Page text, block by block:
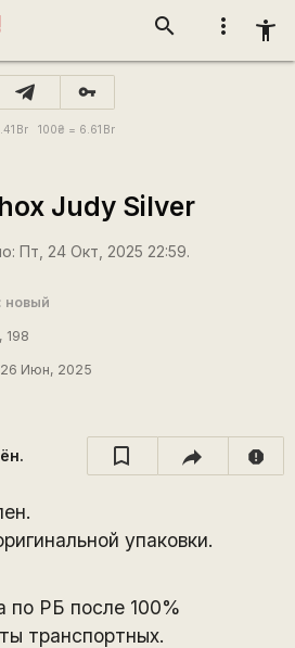
more_vert accessibility_new
search
vpn_key
Br 100₴ = 6.61 Br
Judy Silver
Пт, 24 Окт, 2025 22:59.
новый
198
26 Июн, 2025
report
упаковки.
по РБ после 100%
транспортных.